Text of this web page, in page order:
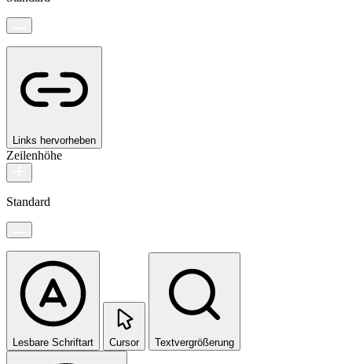
Links hervorheben
Zeilenhöhe
Standard
Lesbare Schriftart Cursor Textvergrößerung